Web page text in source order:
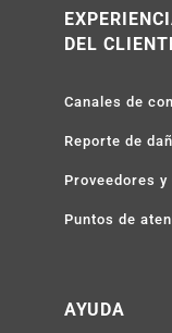
DEL
Canales de
Reporte de
Proveedores
Puntos de
AYUDA